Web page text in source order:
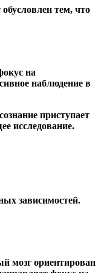
тем, что
на
наблюдение в
приступает
исследование.
зависимостей.
мозг ориентирован